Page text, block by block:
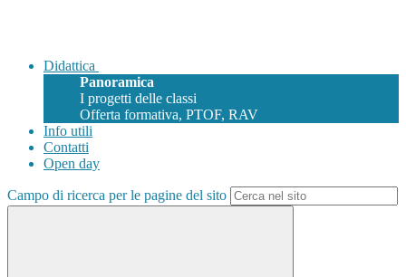
Didattica
Panoramica
I progetti delle classi
Offerta formativa, PTOF, RAV
Info utili
Contatti
Open day
Campo di ricerca per le pagine del sito